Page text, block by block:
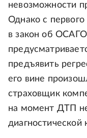
невозможности
Однако с первого
в закон об
предъявить
его вине
страховщик
на момент ДТП
диагностической